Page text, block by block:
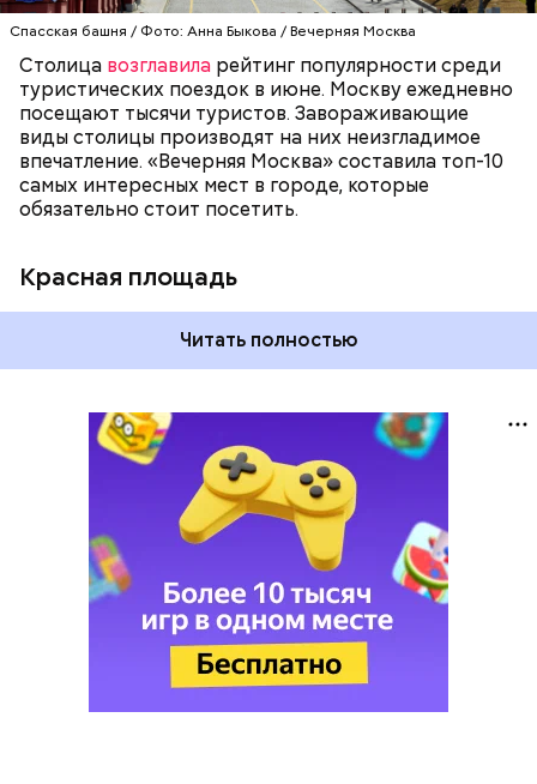
Спасская башня / Фото: Анна Быкова / Вечерняя Москва
Столица возглавила рейтинг популярности среди
туристических поездок в июне. Москву ежедневно
посещают тысячи туристов. Завораживающие
виды столицы производят на них неизгладимое
впечатление. «Вечерняя Москва» составила топ-10
самых интересных мест в городе, которые
обязательно стоит посетить.
Красная площадь
Читать полностью